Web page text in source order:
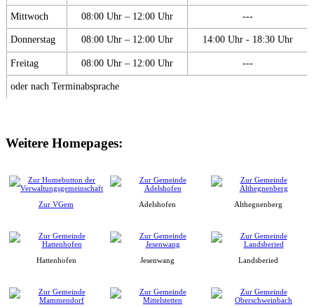
Mittwoch 08:00 Uhr – 12:00 Uhr ---
Donnerstag 08:00 Uhr – 12:00 Uhr 14:00 Uhr - 18:30 Uhr
Freitag 08:00 Uhr – 12:00 Uhr ---
oder nach Terminabsprache
Weitere Homepages:
Zur VGem Adelshofen Althegnenberg
Hattenhofen Jesenwang Landsberied